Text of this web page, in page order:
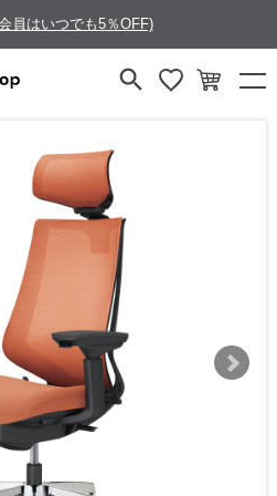
員はいつでも5％OFF)